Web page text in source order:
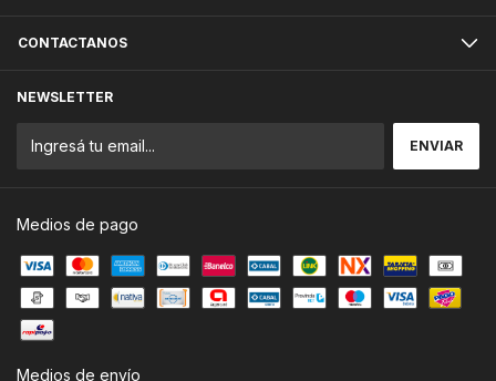
CONTACTANOS
NEWSLETTER
Medios de pago
Medios de envío